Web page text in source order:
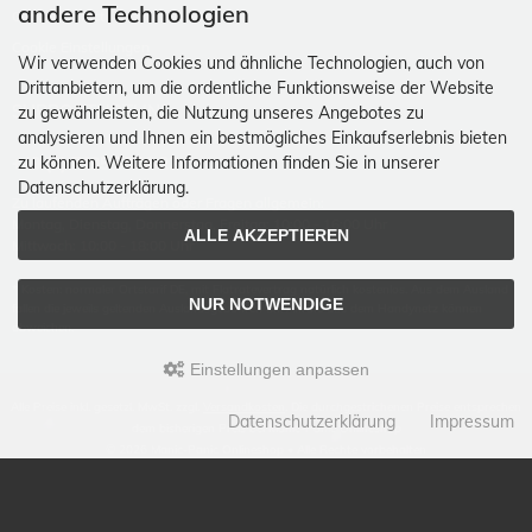
Click & Collect
SUPPORTHOTLINE
+49 (0) 7195 5874-22
Zu laufenden Aufträgen oder Fragen allgemein:
Mittwoch: 10:00 - 18:00 Uhr
fallen die jeweils geltenden Auslandsgebühren an. Anrufe aus dem Handynetz können
abweichen.
dem bisherigen Preis bei Manic-Panic Onlineshop
andere Technologien
Wir verwenden Cookies und ähnliche Technologien, auch von
Drittanbietern, um die ordentliche Funktionsweise der Website
zu gewährleisten, die Nutzung unseres Angebotes zu
analysieren und Ihnen ein bestmögliches Einkaufserlebnis bieten
zu können. Weitere Informationen finden Sie in unserer
Datenschutzerklärung.
ALLE AKZEPTIEREN
NUR NOTWENDIGE
Einstellungen anpassen
Datenschutzerklärung Impressum